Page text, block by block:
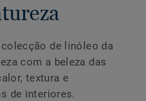
de linóleo da
com a beleza das
textura e
de interiores.